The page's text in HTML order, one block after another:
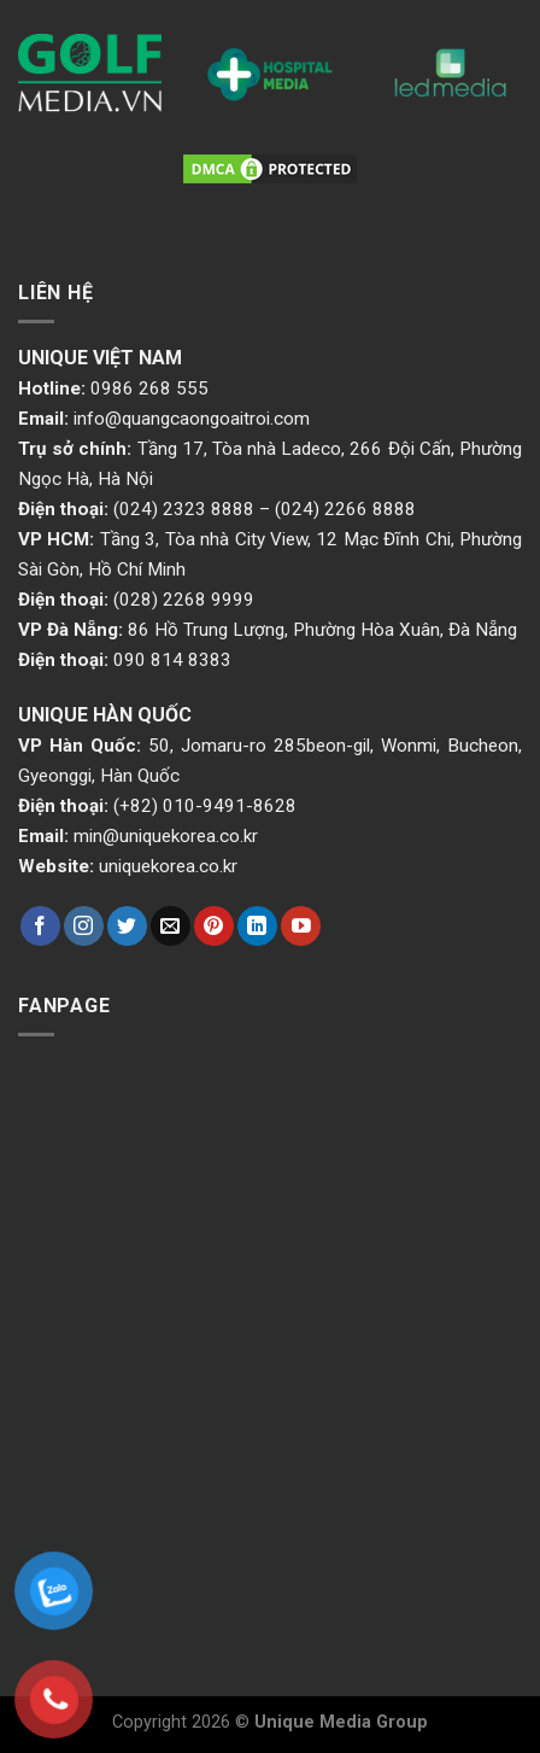
LIÊN HỆ
UNIQUE VIỆT NAM
Hotline: 0986 268 555
Email: info@quangcaongoaitroi.com
Trụ sở chính: Tầng 17, Tòa nhà Ladeco, 266 Đội Cấn, Phường
Ngọc Hà, Hà Nội
Điện thoại: (024) 2323 8888 – (024) 2266 8888
VP HCM: Tầng 3, Tòa nhà City View, 12 Mạc Đĩnh Chi, Phường
Sài Gòn, Hồ Chí Minh
Điện thoại: (028) 2268 9999
VP Đà Nẵng: 86 Hồ Trung Lượng, Phường Hòa Xuân, Đà Nẵng
Điện thoại: 090 814 8383
UNIQUE HÀN QUỐC
VP Hàn Quốc: 50, Jomaru-ro 285beon-gil, Wonmi, Bucheon,
Gyeonggi, Hàn Quốc
Điện thoại: (+82) 010-9491-8628
Email: min@uniquekorea.co.kr
Website: uniquekorea.co.kr
FANPAGE
Copyright 2026 © Unique Media Group